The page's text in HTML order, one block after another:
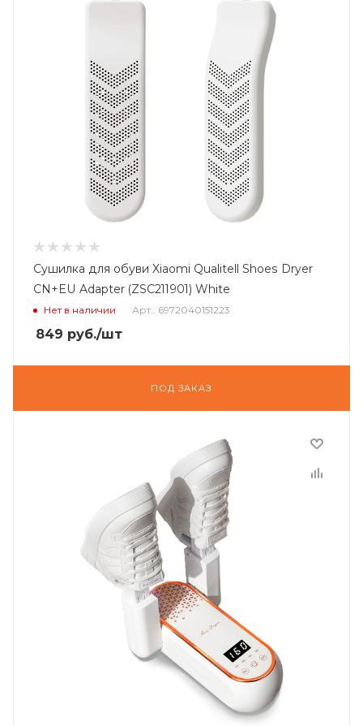
Сушилка для обуви Xiaomi Qualitell Shoes Dryer
CN+EU Adapter (ZSC211901) White
Нет в наличии Арт.: 6972040151223
849 руб./шт
ПОД ЗАКАЗ